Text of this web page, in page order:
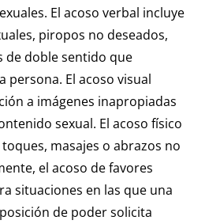
El acoso verbal incluye
piropos no deseados,
de doble sentido que
persona. El acoso visual
a imágenes inapropiadas
sexual. El acoso físico
masajes o abrazos no
el acoso de favores
situaciones en las que una
de poder solicita